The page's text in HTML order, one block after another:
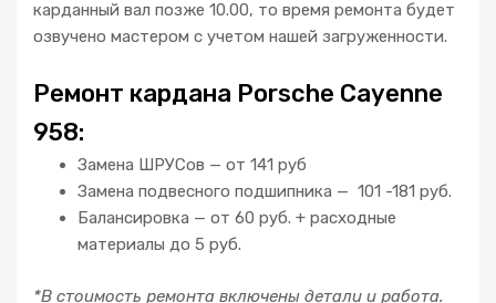
карданный вал позже 10.00, то время ремонта будет
озвучено мастером с учетом нашей загруженности.
Ремонт кардана Porsche Cayenne
958:
Замена ШРУСов — от 141 руб
Замена подвесного подшипника — 101 -181 руб.
Балансировка — от 60 руб. + расходные
материалы до 5 руб.
*В стоимость ремонта включены детали и работа.